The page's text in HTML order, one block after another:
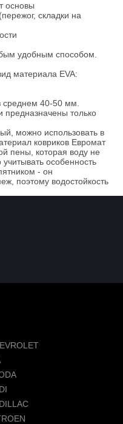
основы
складки на
удобным способом.
материала EVA:
среднем 40-50 мм.
предназначены только
можно использовать в
ковриков Евромат
пены, которая воду не
особенность
- он
поэтому водостойкость